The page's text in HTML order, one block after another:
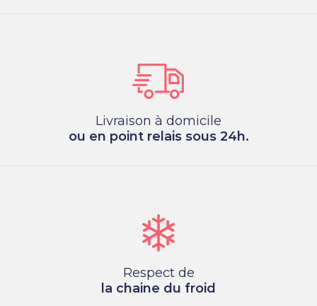
Livraison à domicile
ou en point relais sous 24h.
Respect de
la chaine du froid